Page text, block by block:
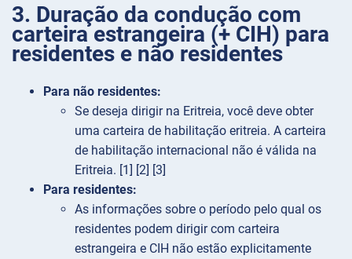
3. Duração da condução com
carteira estrangeira (+ CIH) para
residentes e não residentes
Para não residentes:
Se deseja dirigir na Eritreia, você deve obter
uma carteira de habilitação eritreia. A carteira
de habilitação internacional não é válida na
Eritreia. [1] [2] [3]
Para residentes:
As informações sobre o período pelo qual os
residentes podem dirigir com carteira
estrangeira e CIH não estão explicitamente